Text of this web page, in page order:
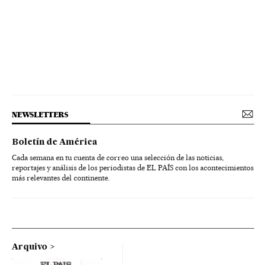
NEWSLETTERS
Boletín de América
Cada semana en tu cuenta de correo una selección de las noticias,
reportajes y análisis de los periodistas de EL PAÍS con los acontecimientos
más relevantes del continente.
Arquivo